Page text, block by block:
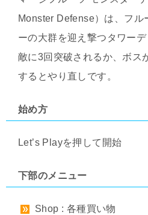
Monster Defense）は、フル
ーの大群を迎え撃つタワー
敵に3回突破されるか、ボス
するとやり直しです。
始め方
Let’s Playを押して開始
下部のメニュー
Shop : 各種買い物